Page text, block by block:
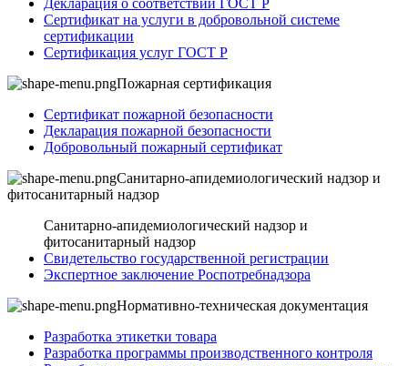
Сертификат на услуги в добровольной системе
сертификации
Сертификация услуг ГОСТ Р
Пожарная сертификация
Сертификат пожарной безопасности
Декларация пожарной безопасности
Добровольный пожарный сертификат
Санитарно-апидемиологический надзор и
фитосанитарный надзор
Санитарно-апидемиологический надзор и
фитосанитарный надзор
Свидетельство государственной регистрации
Экспертное заключение Роспотребнадзора
Нормативно-техническая документация
Разработка этикетки товара
Разработка программы производственного контроля